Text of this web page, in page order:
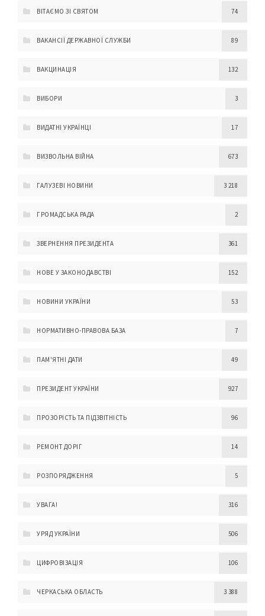
ВІТАЄМО ЗІ СВЯТОМ 74
ВАКАНСІЇ ДЕРЖАВНОЇ СЛУЖБИ 89
ВАКЦИНАЦІЯ 132
ВИБОРИ 3
ВИДАТНІ УКРАЇНЦІ 17
ВИЗВОЛЬНА ВІЙНА 673
ГАЛУЗЕВІ НОВИНИ 3 218
ГРОМАДСЬКА РАДА 2
ЗВЕРНЕННЯ ПРЕЗИДЕНТА 361
НОВЕ У ЗАКОНОДАВСТВІ 152
НОВИНИ УКРАЇНИ 53
НОРМАТИВНО-ПРАВОВА БАЗА 7
ПАМ'ЯТНІ ДАТИ 49
ПРЕЗИДЕНТ УКРАЇНИ 927
ПРОЗОРІСТЬ ТА ПІДЗВІТНІСТЬ 96
РЕМОНТ ДОРІГ 14
РОЗПОРЯДЖЕННЯ 5
УВАГА! 316
УРЯД УКРАЇНИ 506
ЦИФРОВІЗАЦІЯ 106
ЧЕРКАСЬКА ОБЛАСТЬ 3 388